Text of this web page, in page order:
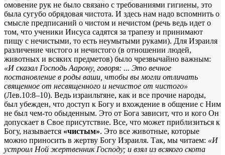
омовение рук не было связано с требованиями гигиены, это
была сугубо обрядовая чистота. И здесь нам надо вспомнить о
смысле предписаний о чистом и нечистом (речь ведь идет о
том, что ученики Иисуса садятся за трапезу и принимают
пищу с нечистыми, то есть неумытыми руками). Для Израиля
различение чистого и нечистого (в отношении людей,
животных и всяких предметов) было чрезвычайно важным:
«И сказал Господь Аарону, говоря: ... Это вечное
постановление в роды ваши, чтобы вы могли отличать
священное от несвященного и нечистое от чистого»
(Лев.10:8–10). Ведь израильтяне, как и все прочие народы,
был убежден, что доступ к Богу и вхождение в общение с Ним
не был чем-то обыденным. Это от Бога зависит, что и кого Он
допускает в Свое присутствие. Все, что может приблизиться к
Богу, называется «чистым». Это все животные, которые
можно приносить в жертву Богу Израиля. Так, мы читаем: «И
устроил Ной жертвенник Господу; и взял из всякого скота